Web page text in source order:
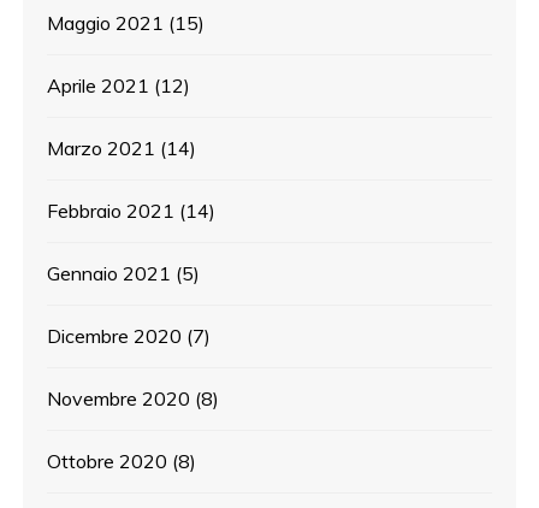
Maggio 2021 (15)
Aprile 2021 (12)
Marzo 2021 (14)
Febbraio 2021 (14)
Gennaio 2021 (5)
Dicembre 2020 (7)
Novembre 2020 (8)
Ottobre 2020 (8)